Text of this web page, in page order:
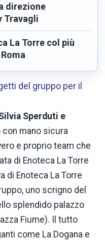
direzione
Travagli
La Torre col più
del gruppo per il
Sperduti e
mano sicura
e proprio team che
di Enoteca La Torre
di Enoteca La Torre
uno scrigno del
splendido palazzo
Fiume). Il tutto
come La Dogana e